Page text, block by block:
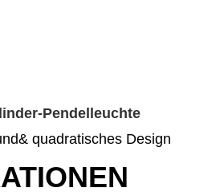
Pendelleuchte
quadratisches Design